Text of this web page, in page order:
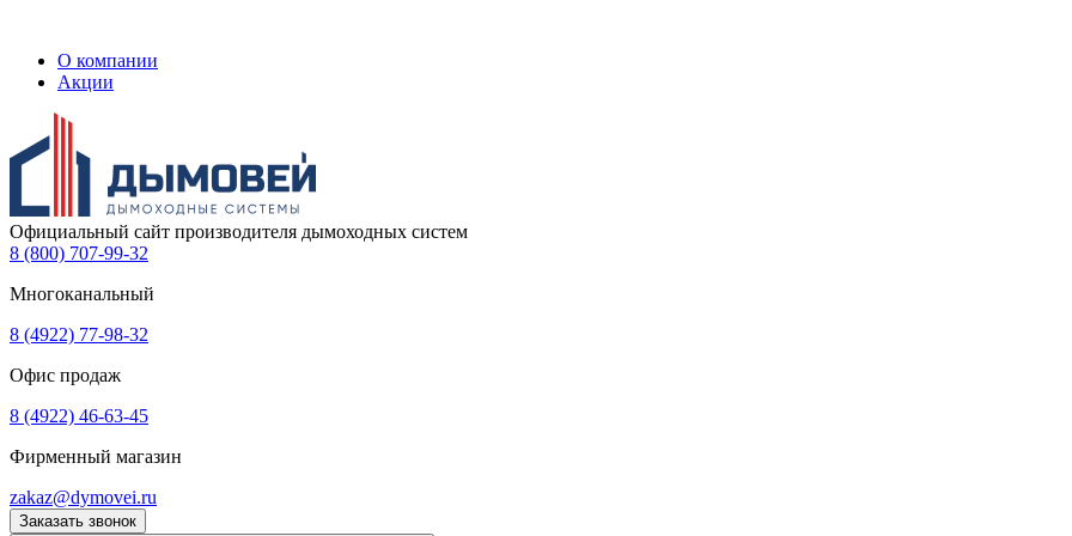
О компании
Акции
Официальный сайт производителя дымоходных систем
8 (800) 707-99-32
Многоканальный
8 (4922) 77-98-32
Офис продаж
8 (4922) 46-63-45
Фирменный магазин
zakaz@dymovei.ru
Заказать звонок